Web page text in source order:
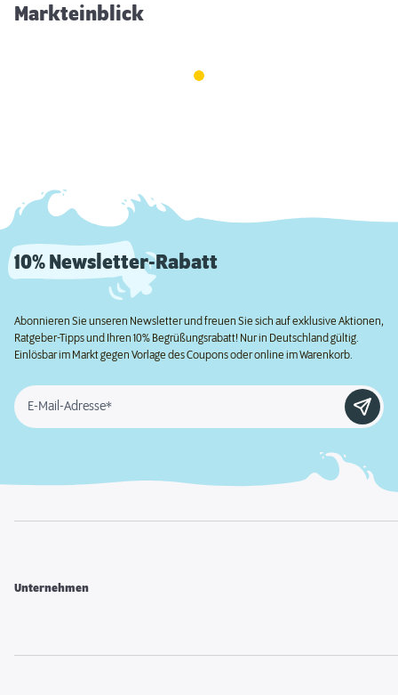
Markteinblick
10% Newsletter-Rabatt
Abonnieren Sie unseren Newsletter und freuen Sie sich auf exklusive Aktionen,
Ratgeber-Tipps und Ihren 10% Begrüßungsrabatt! Nur in Deutschland gültig.
Einlösbar im Markt gegen Vorlage des Coupons oder online im Warenkorb.
E-Mail-Adresse*
Unternehmen